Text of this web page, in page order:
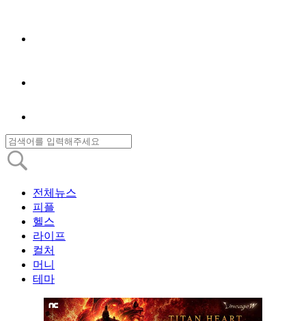
전체뉴스
피플
헬스
라이프
컬처
머니
테마